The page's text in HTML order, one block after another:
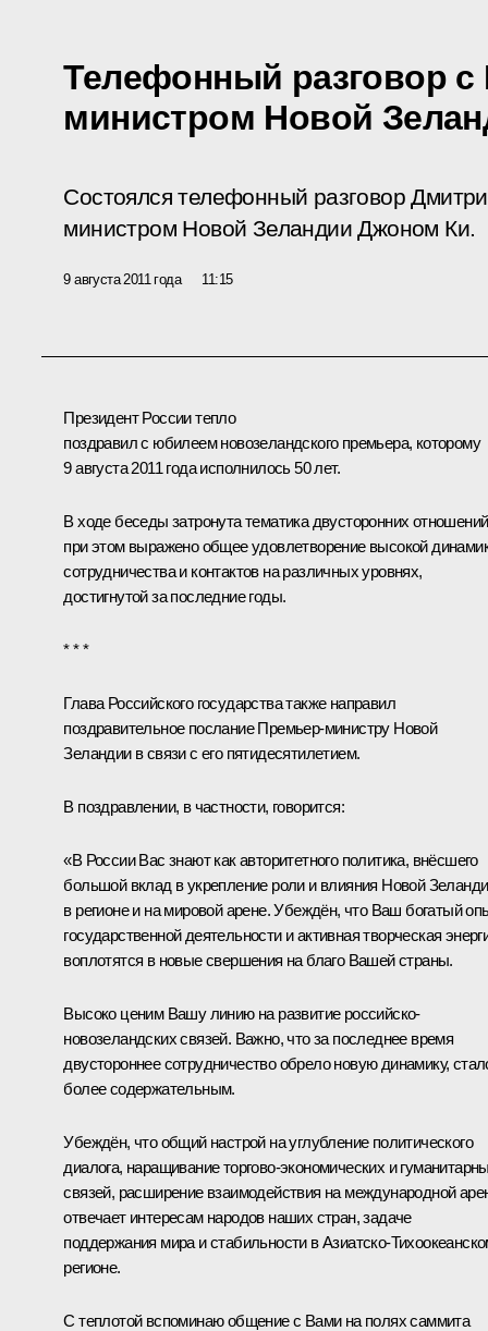
Телефонный разговор
министром Новой
Состоялся телефонный разговор
министром Новой Зеландии Джоном Ки.
9 августа 2011 года 11:15
Президент России тепло
поздравил с юбилеем новозеландского премьера, которому
9 августа 2011 года исполнилось 50 лет.
В ходе беседы затронута тематика двусторонних
при этом выражено общее удовлетворение высокой
сотрудничества и контактов на различных уровнях,
достигнутой за последние годы.
* * *
Глава Российского государства также направил
поздравительное послание Премьер-министру Новой
Зеландии в связи с его пятидесятилетием.
В поздравлении, в частности, говорится:
«В России Вас знают как авторитетного политика, внёсшего
большой вклад в укрепление роли и влияния Новой
в регионе и на мировой арене. Убеждён, что Ваш богатый
государственной деятельности и активная творческая
воплотятся в новые свершения на благо Вашей страны.
Высоко ценим Вашу линию на развитие российско-
новозеландских связей. Важно, что за последнее время
двустороннее сотрудничество обрело новую динамику,
более содержательным.
Убеждён, что общий настрой на углубление политического
диалога, наращивание торгово-экономических и
связей, расширение взаимодействия на международной
отвечает интересам народов наших стран, задаче
поддержания мира и стабильности в Азиатско-
регионе.
С теплотой вспоминаю общение с Вами на полях саммита